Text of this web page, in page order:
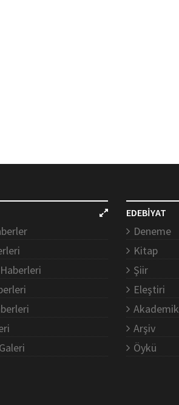
EDEBİYAT
Deneme
Kitap
Şiir
Eleştiri
Akademik
Arşiv
Öykü